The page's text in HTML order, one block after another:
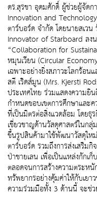
ดร.สุรชา อุดมศักดิ์ ผู้ช่วยผู้จัด
Innovation and
ตาร์บอร์ด จำกัด โดยนายสเว
Innovator of Starboard ลง
“Collaboration for
หมุนเวียน (Circular
เฉพาะอย่างยิ่งสภาวะโลกร้อ
สตี เริดส์มูน (Mrs. Kjersti
ประเทศไทย ร่วมแสดงความยิ
กำหนดขอบเขตการศึกษาและ
ที่เป็นมิตรต่อสิ่งแวดล้อม โดยธุ
เชี่ยวชาญด้านวัสดุศาสตร์ในก
ขึ้นรูปสินค้ามาใช้พัฒนาวัสดุให
ตาร์บอร์ด รวมถึงการส่งเสริม
ป่าชายเลน เพื่อเป็นแหล่งกักเ
ตลอดจนการสร้างความตระห
ทรัพยากรอย่างคุ้มค่าให้กับเยา
ความร่วมมือทั้ง 3 ด้านนี้ จะช่